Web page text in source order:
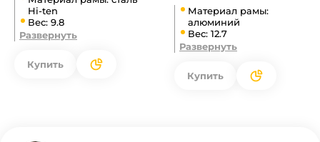
Hi-ten
Вес: 9.8
Развернуть
Купить
Материал рамы:
алюминий
Вес: 12.7
Развернуть
Купить